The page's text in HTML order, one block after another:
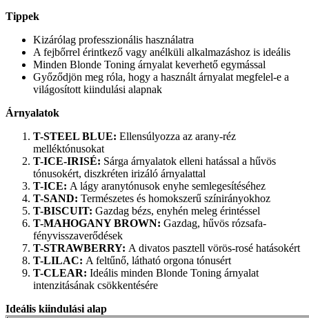
Tippek
Kizárólag professzionális használatra
A fejbőrrel érintkező vagy anélküli alkalmazáshoz is ideális
Minden Blonde Toning árnyalat keverhető egymással
Győződjön meg róla, hogy a használt árnyalat megfelel-e a
világosított kiindulási alapnak
Árnyalatok
T-STEEL BLUE: Ellensúlyozza az arany-réz
melléktónusokat
T-ICE-IRISÉ: Sárga árnyalatok elleni hatással a hűvös
tónusokért, diszkréten irizáló árnyalattal
T-ICE: A lágy aranytónusok enyhe semlegesítéséhez
T-SAND: Természetes és homokszerű színirányokhoz
T-BISCUIT: Gazdag bézs, enyhén meleg érintéssel
T-MAHOGANY BROWN: Gazdag, hűvös rózsafa-
fényvisszaverődések
T-STRAWBERRY: A divatos pasztell vörös-rosé hatásokért
T-LILAC: A feltűnő, látható orgona tónusért
T-CLEAR: Ideális minden Blonde Toning árnyalat
intenzitásának csökkentésére
Ideális kiindulási alap